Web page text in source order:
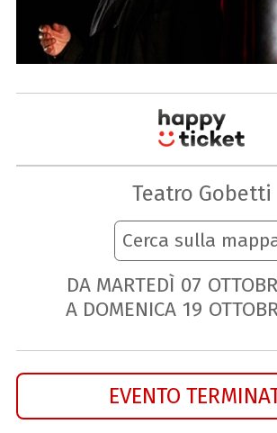
Teatro Gobetti
Cerca sulla
DA MARTEDÌ 07
A DOMENICA 19
EVENTO